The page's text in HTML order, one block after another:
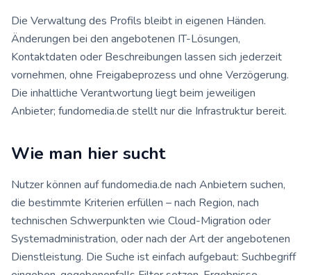
Die Verwaltung des Profils bleibt in eigenen Händen.
Änderungen bei den angebotenen IT-Lösungen,
Kontaktdaten oder Beschreibungen lassen sich jederzeit
vornehmen, ohne Freigabeprozess und ohne Verzögerung.
Die inhaltliche Verantwortung liegt beim jeweiligen
Anbieter; fundomedia.de stellt nur die Infrastruktur bereit.
Wie man hier sucht
Nutzer können auf fundomedia.de nach Anbietern suchen,
die bestimmte Kriterien erfüllen – nach Region, nach
technischen Schwerpunkten wie Cloud-Migration oder
Systemadministration, oder nach der Art der angebotenen
Dienstleistung. Die Suche ist einfach aufgebaut: Suchbegriff